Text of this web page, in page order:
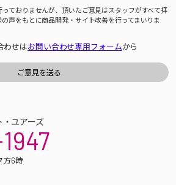
ておりませんが、頂いたご意見はスタッフがすべて拝
声をもとに商品開発・サイト改善を行ってまいりま
わせはお問い合わせ専用フォームから
ユアーズ
方6時